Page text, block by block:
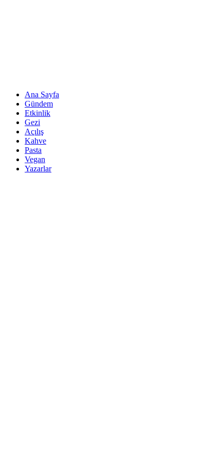
Ana Sayfa
Gündem
Etkinlik
Gezi
Açılış
Kahve
Pasta
Vegan
Yazarlar